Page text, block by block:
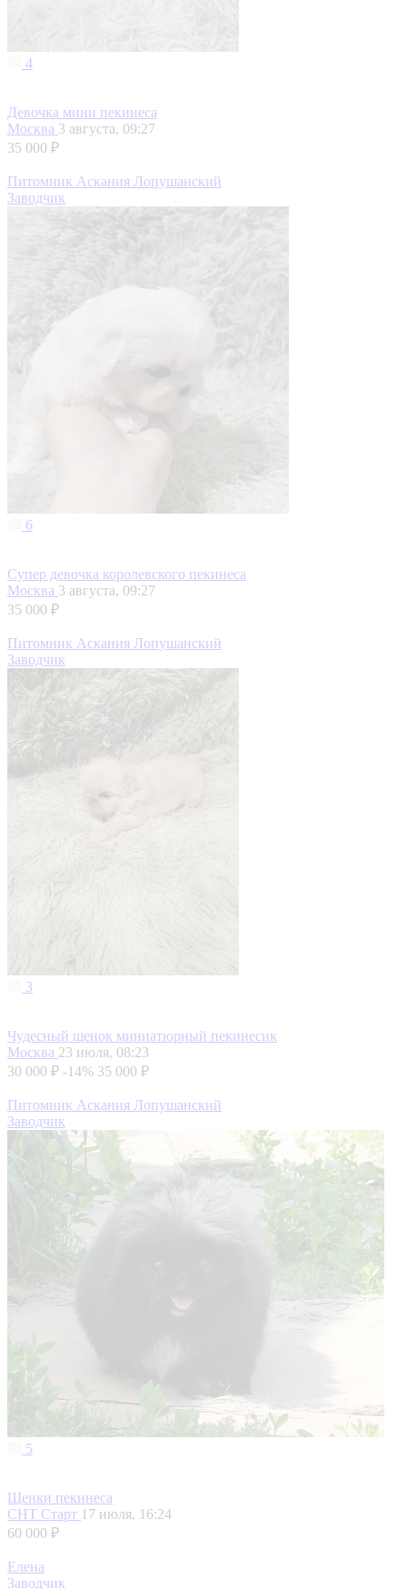
4
Девочка мини пекинеса
Москва 3 августа, 09:27
35 000 ₽
Питомник Аскания Лопушанский
Заводчик
6
Супер девочка королевского пекинеса
Москва 3 августа, 09:27
35 000 ₽
Питомник Аскания Лопушанский
Заводчик
3
Чудесный щенок миниатюрный пекинесик
Москва 23 июля, 08:23
30 000 ₽ -14% 35 000 ₽
Питомник Аскания Лопушанский
Заводчик
5
Щенки пекинеса
СНТ Старт 17 июля, 16:24
60 000 ₽
Елена
Заводчик